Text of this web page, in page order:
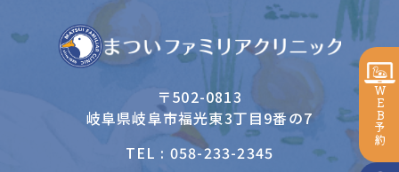
〒502-0813
岐阜県岐阜市福光東3丁目9番の7
TEL : 058-233-2345
WEB予約